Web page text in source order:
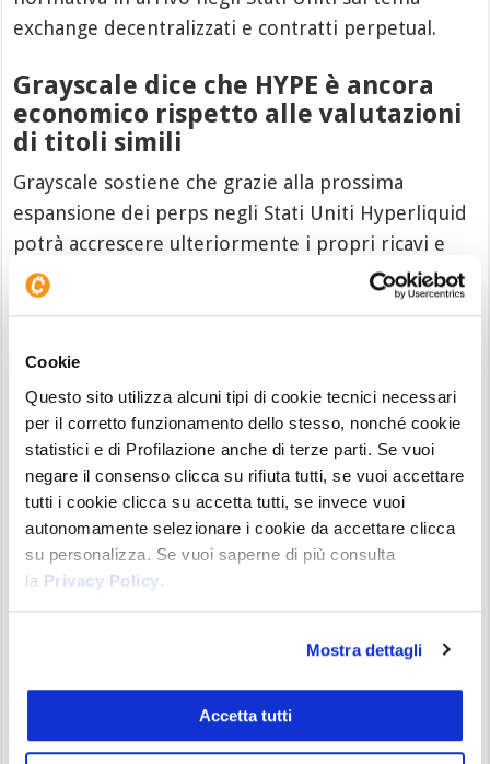
Cookie
Questo sito utilizza alcuni tipi di cookie tecnici necessari
per il corretto funzionamento dello stesso, nonché cookie
statistici e di Profilazione anche di terze parti. Se vuoi
negare il consenso clicca su rifiuta tutti, se vuoi accettare
tutti i cookie clicca su accetta tutti, se invece vuoi
autonomamente selezionare i cookie da accettare clicca
su personalizza. Se vuoi saperne di più consulta
la Privacy Policy.
Mostra dettagli
Accetta tutti
exchange decentralizzati e contratti perpetual.
Grayscale dice che HYPE è ancora
economico rispetto alle valutazioni
di titoli simili
Grayscale sostiene che grazie alla prossima
espansione dei perps negli Stati Uniti Hyperliquid
potrà accrescere ulteriormente i propri ricavi e
puntare ad avvicinarsi ai livelli delle altre
piattaforme di trading dominanti come i CEX e le
all’anno
ma questo rappresenta appena il2% di tutte le
revenuelegate alle transazioni su perps crypto,
che ammontano a circa 40 miliardi di dollari.
Gli exchange centralizzati, i prediction market, ma
anche i broker tradizionali comeCoinbase,
Robinhood, Interactive Brokers, CBOE, CME e
P/E ratioinfatti, che calcola
semplicemente il rapporto tra il prezzo di